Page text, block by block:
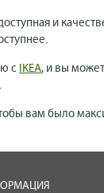
и
с IKEA, и вы
вам было